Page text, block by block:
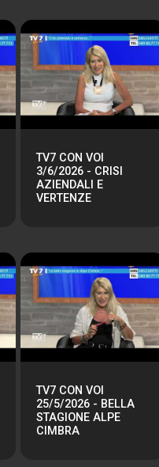
TV7 CON VOI
3/6/2026 - CRISI
AZIENDALI E
VERTENZE
TV7 CON VOI
25/5/2026 - BELLA
STAGIONE ALPE
CIMBRA